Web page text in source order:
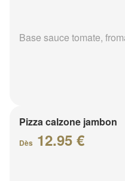
Base sauce tomate,
Pizza calzone jambon
Dès 12.95 €